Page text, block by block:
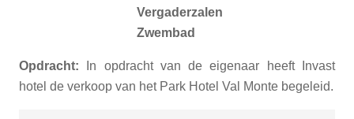
Vergaderzalen
Zwembad
Opdracht:
In opdracht van de eigenaar heeft Invast
hotel de verkoop van het Park Hotel Val Monte begeleid.